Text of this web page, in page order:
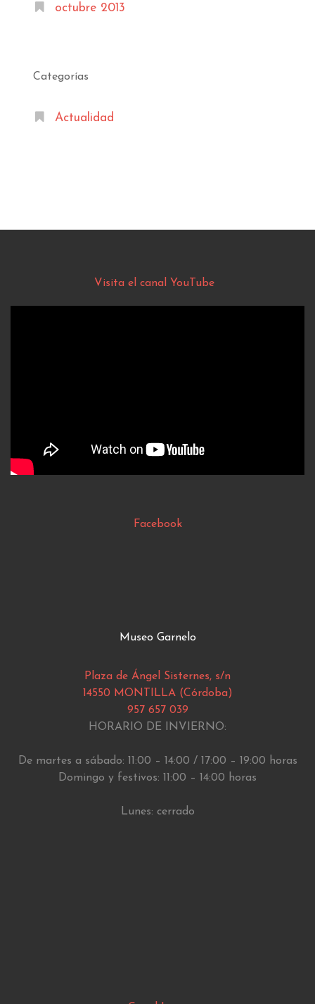
octubre 2013
Categorías
Actualidad
Visita el canal YouTube
Facebook
Museo Garnelo
Plaza de Ángel Sisternes, s/n
14550 MONTILLA (Córdoba)
957 657 039
HORARIO DE INVIERNO:
De martes a sábado: 11:00 – 14:00 / 17:00 – 19:00 horas
Domingo y festivos: 11:00 – 14:00 horas
Lunes: cerrado